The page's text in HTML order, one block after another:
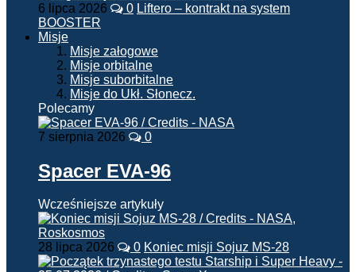
6 lipca 2026 0 Liftero – kontrakt na system
BOOSTER
Misje
Misje załogowe
Misje orbitalne
Misje suborbitalne
Misje do Ukł. Słonecz.
Polecamy
7 sierpnia 2026 0
Spacer EVA-96
Wcześniejsze artykuły
28 lipca 2026 0 Koniec misji Sojuz MS-28